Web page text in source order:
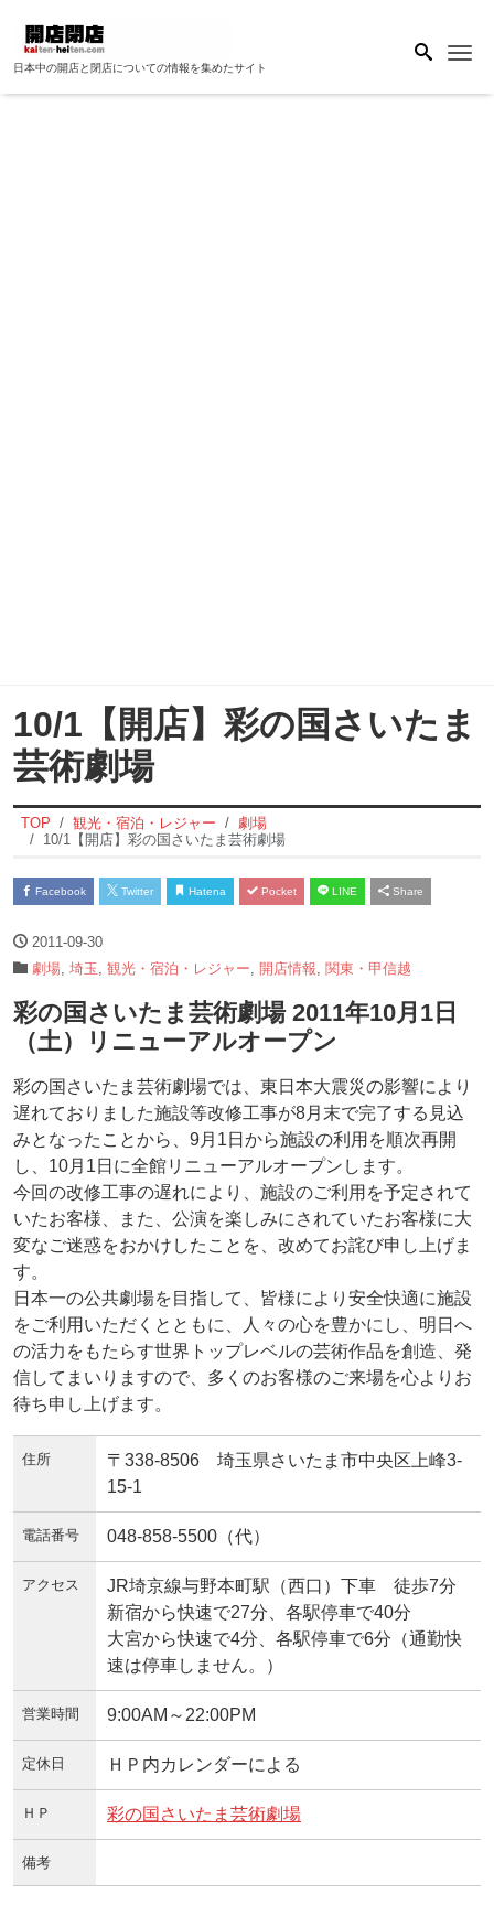
日本中の開店と閉店についての情報を集めたサイト
10/1【開店】彩の国さいたま
芸術劇場
TOP 観光・宿泊・レジャー
劇場
10/1【開店】彩の国さいたま芸術劇場
Facebook Twitter Hatena Pocket LINE Share
2011-09-30
劇場 埼玉 観光・宿泊・レジャー 開店情報 関東・甲信越
彩の国さいたま芸術劇場 2011年10月1日
（土）リニューアルオープン
彩の国さいたま芸術劇場では、東日本大震災の影響により
遅れておりました施設等改修工事が8月末で完了する見込
みとなったことから、9月1日から施設の利用を順次再開
し、10月1日に全館リニューアルオープンします。
今回の改修工事の遅れにより、施設のご利用を予定されて
いたお客様、また、公演を楽しみにされていたお客様に大
変なご迷惑をおかけしたことを、改めてお詫び申し上げま
す。
日本一の公共劇場を目指して、皆様により安全快適に施設
をご利用いただくとともに、人々の心を豊かにし、明日へ
の活力をもたらす世界トップレベルの芸術作品を創造、発
信してまいりますので、多くのお客様のご来場を心よりお
待ち申し上げます。
住所
〒338-8506 埼玉県さいたま市中央区上峰3-
15-1
電話番号 048-858-5500（代）
アクセス
JR埼京線与野本町駅（西口）下車 徒歩7分
新宿から快速で27分、各駅停車で40分
大宮から快速で4分、各駅停車で6分（通勤快
速は停車しません。）
営業時間 9:00AM～22:00PM
定休日 ＨＰ内カレンダーによる
ＨＰ 彩の国さいたま芸術劇場
備考